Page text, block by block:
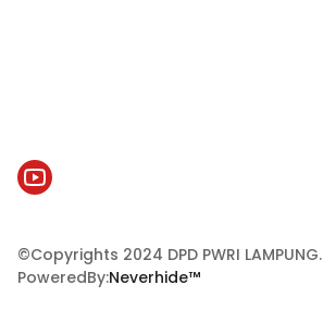
©Copyrights 2024 DPD PWRI LAMPUNG.
PoweredBy:Neverhide™